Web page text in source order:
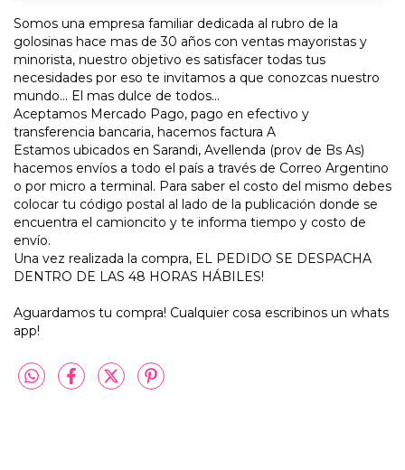
Somos una empresa familiar dedicada al rubro de la
golosinas hace mas de 30 años con ventas mayoristas y
minorista, nuestro objetivo es satisfacer todas tus
necesidades por eso te invitamos a que conozcas nuestro
mundo... El mas dulce de todos...
Aceptamos Mercado Pago, pago en efectivo y
transferencia bancaria, hacemos factura A
Estamos ubicados en Sarandi, Avellenda (prov de Bs As)
hacemos envíos a todo el país a través de Correo Argentino
o por micro a terminal. Para saber el costo del mismo debes
colocar tu código postal al lado de la publicación donde se
encuentra el camioncito y te informa tiempo y costo de
envío.
Una vez realizada la compra, EL PEDIDO SE DESPACHA
DENTRO DE LAS 48 HORAS HÁBILES!
Aguardamos tu compra! Cualquier cosa escribinos un whats
app!